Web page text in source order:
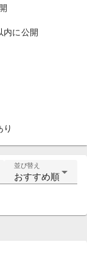
内に公開
り
並び替え
おすすめ順